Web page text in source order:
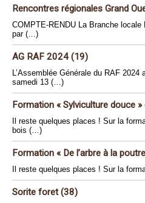
Rencontres régionales Grand
COMPTE-RENDU La Branche locale
par (…)
AG RAF 2024 (19)
L’Assemblée Générale du RAF 2024
samedi 13 (…)
Formation « Sylviculture douce
Il reste quelques places ! Sur la
bois (…)
Formation « De l’arbre à la
Il reste quelques places ! Sur la
Sorite foret (38)